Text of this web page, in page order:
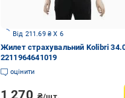
Від 211.69 ₴ X 6
Жилет страхувальний Kolibri
2211964641019
оцінити
1 270 ₴/шт.